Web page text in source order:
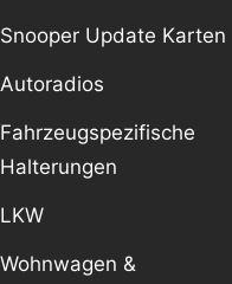
Snooper Update Karten
Autoradios
Fahrzeugspezifische
Halterungen
LKW
Wohnwagen &